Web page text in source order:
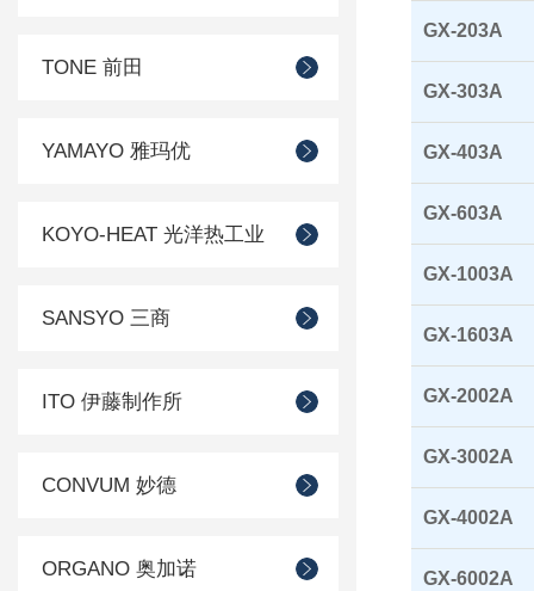
TONE 前田
YAMAYO 雅玛优
KOYO-HEAT 光洋热工业
SANSYO 三商
ITO 伊藤制作所
CONVUM 妙德
ORGANO 奥加诺
GX-203A
GX-303A
GX-403A
GX-603A
GX-1003A
GX-1603A
GX-2002A
GX-3002A
GX-4002A
GX-6002A